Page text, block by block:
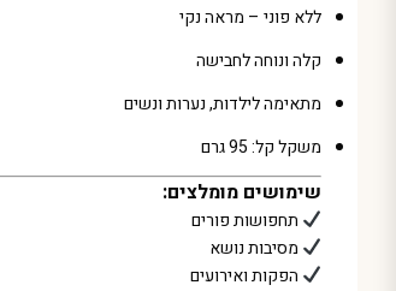
ללא פוני – מראה נקי
קלה ונוחה לחבישה
מתאימה לילדות, נערות ונשים
משקל קל: 95 גרם
שימושים מומלצים:
תחפושות פורים
מסיבות נושא
הפקות ואירועים